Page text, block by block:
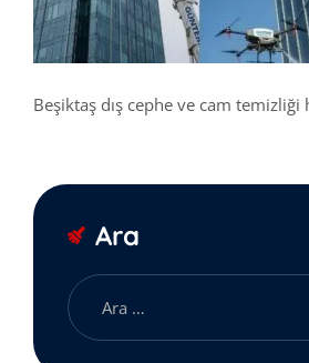
Beşiktaş dış cephe ve cam temizliği
Ara